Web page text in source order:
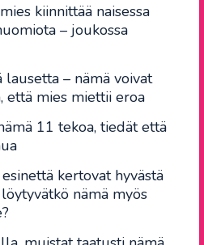
kiinnittää naisessa
– joukossa
lausetta – nämä voivat
että mies miettii eroa
11 tekoa, tiedät että
kertovat hyvästä
nämä myös